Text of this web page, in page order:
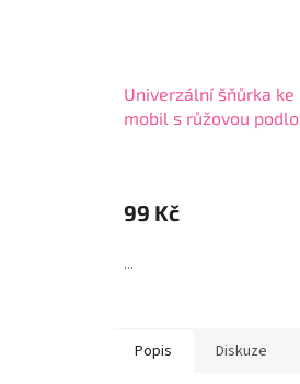
Univerzální šňůrka ke
mobil s růžovou
99 Kč
...
Popis Diskuze